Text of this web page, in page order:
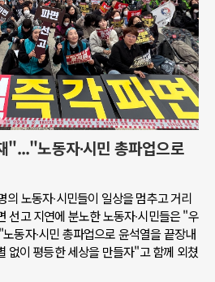
"..."노동자∙시민 총파업으로
의 노동자∙시민들이 일상을 멈추고 거리
선고 지연에 분노한 노동자∙시민들은 "우
동자∙시민 총파업으로 윤석열을 끝장내
없이 평등한 세상을 만들자"고 함께 외쳤